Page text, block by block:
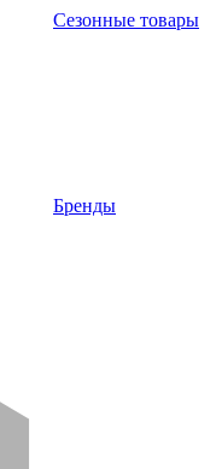
Сезонные товары
Бренды